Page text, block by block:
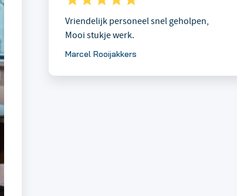
Vriendelijk personeel snel geholpen,
Mooi stukje werk.
Marcel Rooijakkers